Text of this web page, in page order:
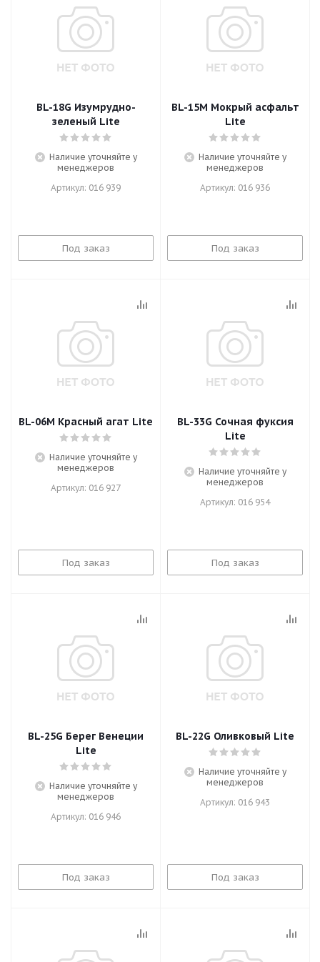
BL-18G Изумрудно-
зеленый Lite
Наличие уточняйте у
менеджеров
Артикул: 016 939
Под заказ
BL-15M Мокрый асфальт
Lite
Наличие уточняйте у
менеджеров
Артикул: 016 936
Под заказ
BL-06M Красный агат Lite
Наличие уточняйте у
менеджеров
Артикул: 016 927
Под заказ
BL-33G Сочная фуксия
Lite
Наличие уточняйте у
менеджеров
Артикул: 016 954
Под заказ
BL-25G Берег Венеции
Lite
Наличие уточняйте у
менеджеров
Артикул: 016 946
Под заказ
BL-22G Оливковый Lite
Наличие уточняйте у
менеджеров
Артикул: 016 943
Под заказ